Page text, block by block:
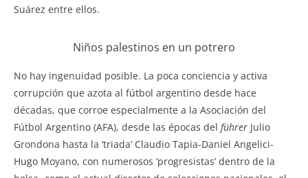
Suárez entre ellos.
Niños palestinos en un potrero
No hay ingenuidad posible. La poca conciencia y activa
corrupción que azota al fútbol argentino desde hace
décadas, que corroe especialmente a la Asociación del
Fútbol Argentino (AFA), desde las épocas del führer Julio
Grondona hasta la ‘triada’ Claudio Tapia-Daniel Angelici-
Hugo Moyano, con numerosos ‘progresistas’ dentro de la